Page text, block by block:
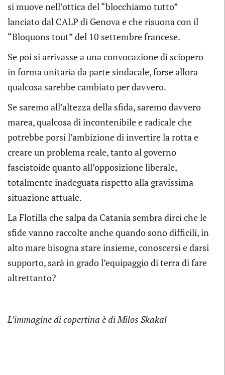
si muove nell’ottica del “blocchiamo tutto”
lanciato dal CALP di Genova e che risuona con il
“Bloquons tout” del 10 settembre francese.
Se poi si arrivasse a una convocazione di sciopero
in forma unitaria da parte sindacale, forse allora
qualcosa sarebbe cambiato per davvero.
Se saremo all’altezza della sfida, saremo davvero
marea, qualcosa di incontenibile e radicale che
potrebbe porsi l’ambizione di invertire la rotta e
creare un problema reale, tanto al governo
fascistoide quanto all’opposizione liberale,
totalmente inadeguata rispetto alla gravissima
situazione attuale.
La Flotilla che salpa da Catania sembra dirci che le
sfide vanno raccolte anche quando sono difficili, in
alto mare bisogna stare insieme, conoscersi e darsi
supporto, sarà in grado l’equipaggio di terra di fare
altrettanto?
L’immagine di copertina è di Milos Skakal